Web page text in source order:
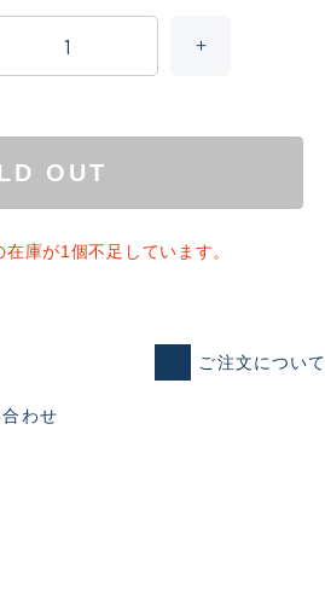
れた未使用
OUT
庫が1個不足しています。
ご注文について
わせ